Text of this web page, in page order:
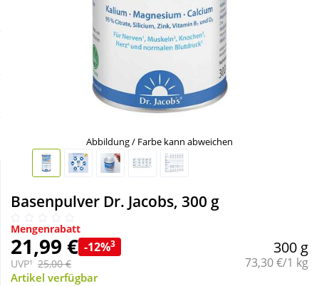
Täglich gut versorgt
Körperpflege & Kosmetik
Nahrungsergänzung
Sanitätshaus
Sport & Fitness
Abbildung / Farbe kann abweichen
Basenpulver Dr. Jacobs, 300 g
Mengenrabatt
21,99 € -12%3
UVP¹ 25,00 €
300 g
Grundpreis:
73,30 €/1 kg
Artikel verfügbar